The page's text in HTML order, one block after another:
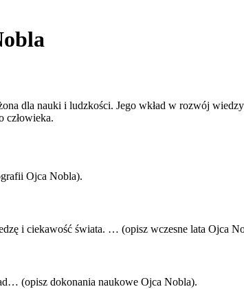
dla nauki i ludzkości. Jego wkład w rozwój
człowieka.
Ojca Nobla).
i ciekawość świata. … (opisz wczesne lata Ojca
(opisz dokonania naukowe Ojca Nobla).